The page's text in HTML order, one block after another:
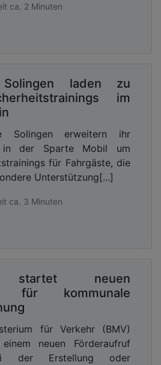
ca. 2 Minuten
Solingen laden zu
im
Solingen erweitern ihr
in der Sparte Mobil um
für Fahrgäste, die
Unterstützung[...]
ca. 3 Minuten
startet neuen
für kommunale
für Verkehr (BMV)
neuen Förderaufruf
der Erstellung oder